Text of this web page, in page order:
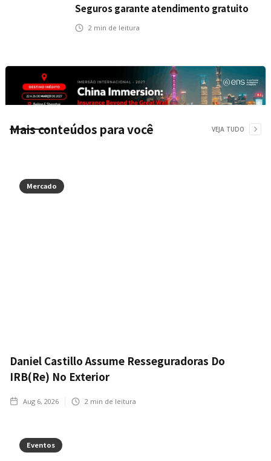
Seguros garante atendimento gratuito
na Ponte Rio-Niterói
2 min de leitura
Mais conteúdos para você VEJA TUDO
Mercado
Daniel Castillo Assume Resseguradoras Do
IRB(Re) No Exterior
Aug 6, 2026 2 min de leitura
Eventos